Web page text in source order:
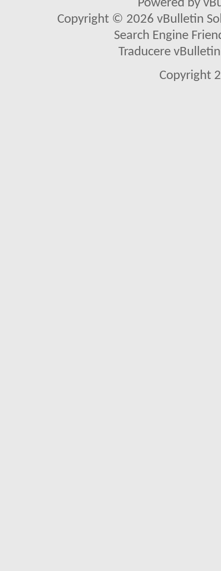
Powered by
Copyright © 2026 vBulletin
Search Engine
Traducere
Copyright